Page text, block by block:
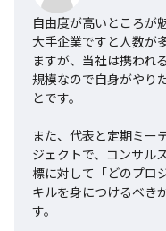
自由度が高いところが
大手企業ですと人数が
ますが、当社は携われ
規模なので自身がやり
とです。
また、代表と定期ミー
ジェクトで、コンサル
標に対して「どのプロ
キルを身につけるべき
す。